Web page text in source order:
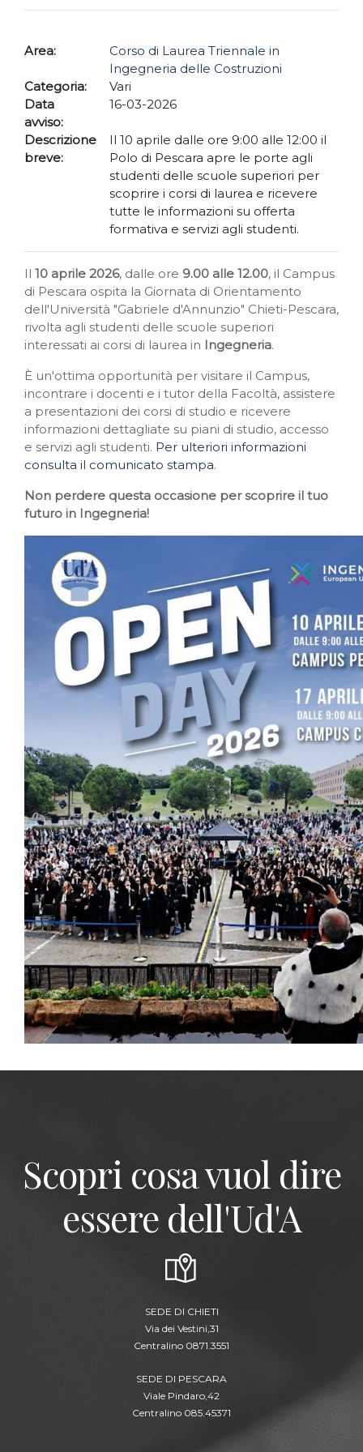
Area:
Corso di Laurea Triennale in
Ingegneria delle Costruzioni
Categoria:
Vari
Data
avviso:
16-03-2026
Descrizione
breve:
Il 10 aprile dalle ore 9:00 alle 12:00 il
Polo di Pescara apre le porte agli
studenti delle scuole superiori per
scoprire i corsi di laurea e ricevere
tutte le informazioni su offerta
formativa e servizi agli studenti.
Il 10 aprile 2026, dalle ore 9.00 alle 12.00, il Campus
di Pescara ospita la Giornata di Orientamento
dell'Università "Gabriele d'Annunzio" Chieti-Pescara,
rivolta agli studenti delle scuole superiori
interessati ai corsi di laurea in Ingegneria.
È un'ottima opportunità per visitare il Campus,
incontrare i docenti e i tutor della Facoltà, assistere
a presentazioni dei corsi di studio e ricevere
informazioni dettagliate su piani di studio, accesso
e servizi agli studenti. Per ulteriori informazioni
consulta il comunicato stampa.
Non perdere questa occasione per scoprire il tuo
futuro in Ingegneria!
Scopri cosa vuol dire
essere dell'Ud'A
SEDE DI CHIETI
Via dei Vestini,31
Centralino 0871.3551
SEDE DI PESCARA
Viale Pindaro,42
Centralino 085.45371